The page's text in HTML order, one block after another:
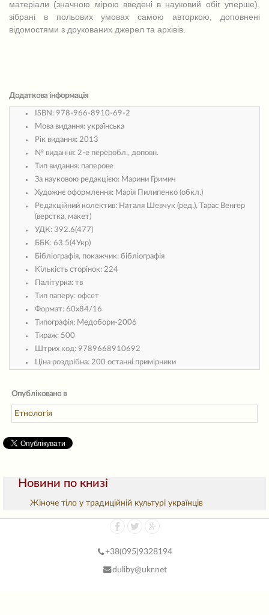
матеріали (значною мірою введені в науковий обіг уперше),
зібрані в польових умовах самою авторкою, доповнені
відомостями з друкованих джерел та архівів.
Додаткова інформація
ISBN: 978-966-8910-69-2
Мова видання: українська
Рік видання: 2013
№ видання: 2-е переробл., доповн.
Тип видання: паперове
За науковою редакцією: Марини Гримич
Художнє оформлення: Марія Пилипенко (обкл.)
Редакційний колектив: Наталя Шевчук (ред.), Тарас Венгер
(верстка, макет)
УДК: 392.6(477)
ББК: 63.5(4Укр)
Бібліографія, покажчик: бібліографія
Кількість сторінок: 224
Палітурка: тв
Тип паперу: офсет
Формат: 60х84/16
Типографія: Медобори-2006
Тираж: 500
Штрих код: 9789668910692
Ціна роздрібна: 200 останні примірники
Опубліковано в
Етнологія
Новини по книзі
Жіноче тіло у традиційній культурі українців
+38(095)9328194
duliby@ukr.net